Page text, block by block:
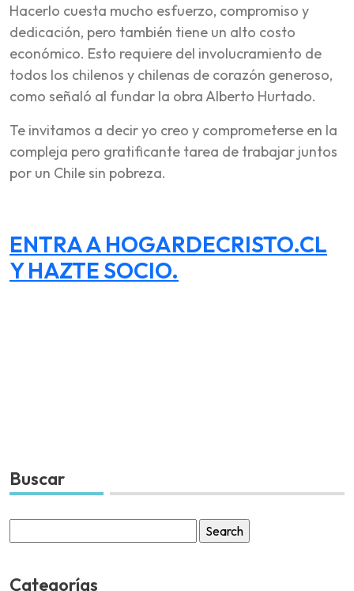
Hacerlo cuesta mucho esfuerzo, compromiso y
dedicación, pero también tiene un alto costo
económico. Esto requiere del involucramiento de
todos los chilenos y chilenas de corazón generoso,
como señaló al fundar la obra Alberto Hurtado.
Te invitamos a decir yo creo y comprometerse en la
compleja pero gratificante tarea de trabajar juntos
por un Chile sin pobreza.
ENTRA A HOGARDECRISTO.CL
Y HAZTE SOCIO.
Buscar
for:
Categorías